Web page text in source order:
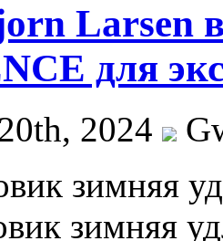
Larsen
для
2024
зимняя
зимняя